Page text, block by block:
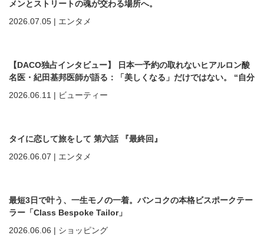
メンとストリートの魂が交わる場所へ。
2026.07.05 | エンタメ
【DACO独占インタビュー】 日本一予約の取れないヒアルロン酸
名医・紀田基邦医師が語る：「美しくなる」だけではない。 “自分
を好きになる”ための美容医療
2026.06.11 | ビューティー
タイに恋して旅をして 第六話 『最終回』
2026.06.07 | エンタメ
最短3日で叶う、一生モノの一着。バンコクの本格ビスポークテー
ラー「Class Bespoke Tailor」
2026.06.06 | ショッピング